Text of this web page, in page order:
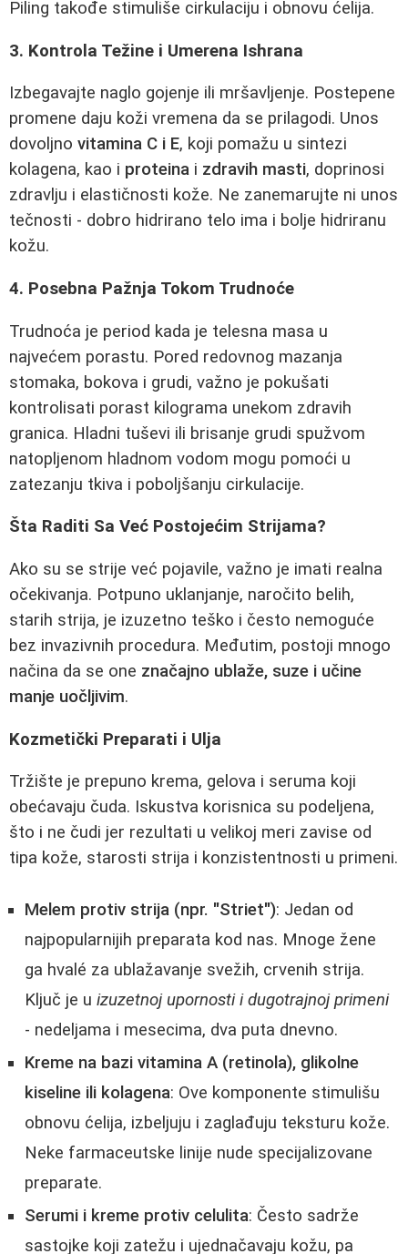
Piling takođe stimuliše cirkulaciju i obnovu ćelija.
3. Kontrola Težine i Umerena Ishrana
Izbegavajte naglo gojenje ili mršavljenje. Postepene
promene daju koži vremena da se prilagodi. Unos
dovoljno vitamina C i E, koji pomažu u sintezi
kolagena, kao i proteina i zdravih masti, doprinosi
zdravlju i elastičnosti kože. Ne zanemarujte ni unos
tečnosti - dobro hidrirano telo ima i bolje hidriranu
kožu.
4. Posebna Pažnja Tokom Trudnoće
Trudnoća je period kada je telesna masa u
najvećem porastu. Pored redovnog mazanja
stomaka, bokova i grudi, važno je pokušati
kontrolisati porast kilograma unekom zdravih
granica. Hladni tuševi ili brisanje grudi spužvom
natopljenom hladnom vodom mogu pomoći u
zatezanju tkiva i poboljšanju cirkulacije.
Šta Raditi Sa Već Postojećim Strijama?
Ako su se strije već pojavile, važno je imati realna
očekivanja. Potpuno uklanjanje, naročito belih,
starih strija, je izuzetno teško i često nemoguće
bez invazivnih procedura. Međutim, postoji mnogo
načina da se one značajno ublaže, suze i učine
manje uočljivim.
Kozmetički Preparati i Ulja
Tržište je prepuno krema, gelova i seruma koji
obećavaju čuda. Iskustva korisnica su podeljena,
što i ne čudi jer rezultati u velikoj meri zavise od
tipa kože, starosti strija i konzistentnosti u primeni.
Melem protiv strija (npr. "Striet"): Jedan od
najpopularnijih preparata kod nas. Mnoge žene
ga hvalé za ublažavanje svežih, crvenih strija.
Ključ je u izuzetnoj upornosti i dugotrajnoj primeni
- nedeljama i mesecima, dva puta dnevno.
Kreme na bazi vitamina A (retinola), glikolne
kiseline ili kolagena: Ove komponente stimulišu
obnovu ćelija, izbeljuju i zaglađuju teksturu kože.
Neke farmaceutske linije nude specijalizovane
preparate.
Serumi i kreme protiv celulita: Često sadrže
sastojke koji zatežu i ujednačavaju kožu, pa